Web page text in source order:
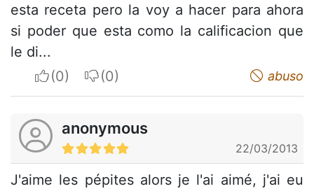
esta receta pero la voy a hacer para ahora
si poder que esta como la calificacion que
le di...
I apreciateI do not appreciate abuso
anonymous
22/03/2013
J'aime les pépites alors je l'ai aimé, j'ai eu